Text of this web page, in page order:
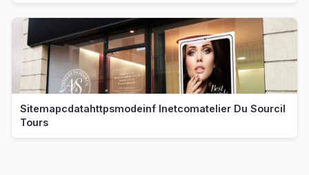
Sitemapcdatahttpsmodeinf Inetcomatelier Du Sourcil
Tours